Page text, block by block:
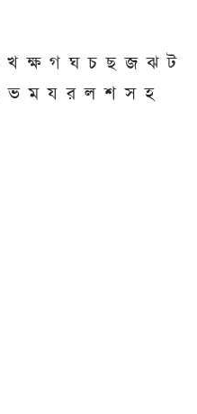
খ ক্ষ গ ঘ চ ছ জ ঝ ট
ভ ম য র ল শ স হ